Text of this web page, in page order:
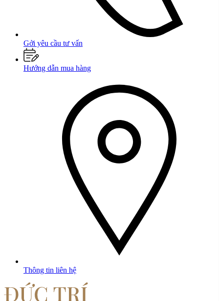
Gởi yêu cầu tư vấn
Hướng dẫn mua hàng
Thông tin liên hệ